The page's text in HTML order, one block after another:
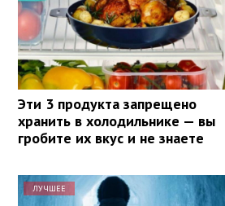
Эти 3 продукта запрещено
хранить в холодильнике — вы
гробите их вкус и не знаете
ЛУЧШЕЕ